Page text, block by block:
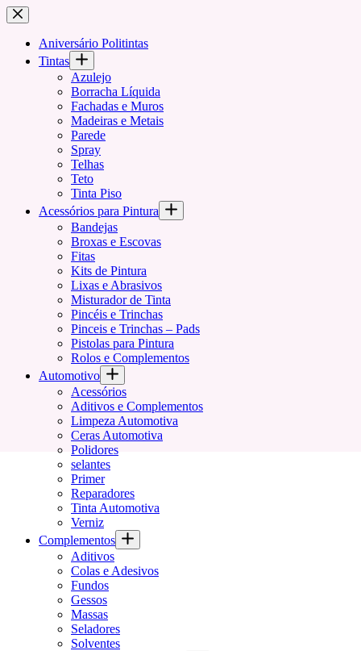
Pular
para
conteúdo
Aniversário Politintas
Tintas
Azulejo
Borracha Líquida
Fachadas e Muros
Madeiras e Metais
Parede
Spray
Telhas
Teto
Tinta Piso
Acessórios para Pintura
Bandejas
Broxas e Escovas
Fitas
Kits de Pintura
Lixas e Abrasivos
Misturador de Tinta
Pincéis e Trinchas
Pinceis e Trinchas – Pads
Pistolas para Pintura
Rolos e Complementos
Automotivo
Acessórios
Aditivos e Complementos
Limpeza Automotiva
Ceras Automotiva
Polidores
selantes
Primer
Reparadores
Tinta Automotiva
Verniz
Complementos
Aditivos
Colas e Adesivos
Fundos
Gessos
Massas
Seladores
Solventes